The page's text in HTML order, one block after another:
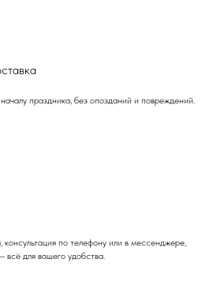
праздника, без опозданий и повреждений.
по телефону или в мессенджере,
для вашего удобства.